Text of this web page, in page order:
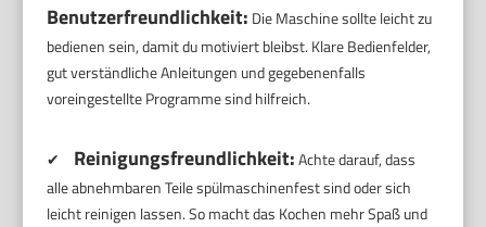
Benutzerfreundlichkeit: Die Maschine sollte leicht zu
bedienen sein, damit du motiviert bleibst. Klare Bedienfelder,
gut verständliche Anleitungen und gegebenenfalls
voreingestellte Programme sind hilfreich.
✔ Reinigungsfreundlichkeit:Achte darauf, dass
alle abnehmbaren Teile spülmaschinenfest sind oder sich
leicht reinigen lassen. So macht das Kochen mehr Spaß und